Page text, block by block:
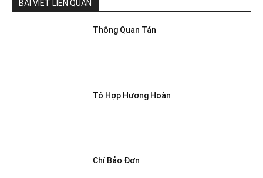
BÀI VIẾT LIÊN QUAN
Thông Quan Tán
Tô Hợp Hương Hoàn
Chí Bảo Đơn